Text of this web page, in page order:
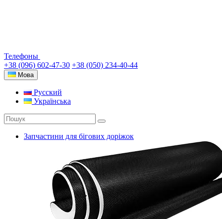
Телефоны
+38 (096) 602-47-30 +38 (050) 234-40-44
Мова
Русский
Українська
Запчастини для бігових доріжок